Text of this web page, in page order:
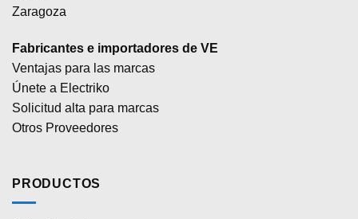
Zaragoza
Fabricantes e importadores de VE
Ventajas para las marcas
Únete a Electriko
Solicitud alta para marcas
Otros Proveedores
PRODUCTOS